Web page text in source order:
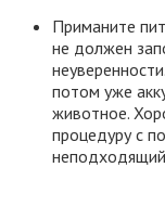
Приманите
не должен
потом уже
животное.
процедуру с